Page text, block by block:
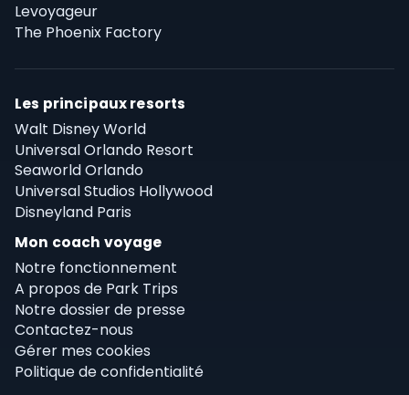
Levoyageur
The Phoenix Factory
Les principaux resorts
Walt Disney World
Universal Orlando Resort
Seaworld Orlando
Universal Studios Hollywood
Disneyland Paris
Mon coach voyage
Notre fonctionnement
A propos de Park Trips
Notre dossier de presse
Contactez-nous
Gérer mes cookies
Politique de confidentialité